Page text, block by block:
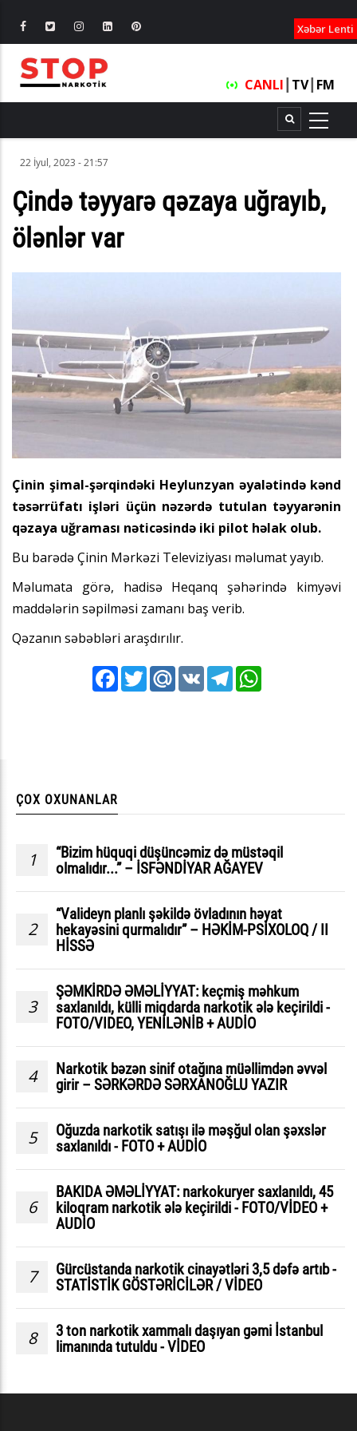
Xəbər Lenti
CANLI TV┃ FM
22 İyul, 2023 - 21:57
Çində təyyarə qəzaya uğrayıb,
ölənlər var
Çinin şimal-şərqindəki Heylunzyan əyalətində kənd
təsərrüfatı işləri üçün nəzərdə tutulan təyyarənin
qəzaya uğraması nəticəsində iki pilot həlak olub.
Bu barədə Çinin Mərkəzi Televiziyası məlumat yayıb.
Məlumata görə, hadisə Heqanq şəhərində kimyəvi
maddələrin səpilməsi zamanı baş verib.
Qəzanın səbəbləri araşdırılır.
FacebookTwitterMail.RuVK Telegram
ÇOX OXUNANLAR
1
“Bizim hüquqi düşüncəmiz də müstəqil
olmalıdır...” – İSFƏNDİYAR AĞAYEV
2
“Valideyn planlı şəkildə övladının həyat
hekayəsini qurmalıdır” – HƏKİM-PSİXOLOQ / II
HİSSƏ
3
ŞƏMKİRDƏ ƏMƏLİYYAT: keçmiş məhkum
saxlanıldı, külli miqdarda narkotik ələ keçirildi -
FOTO/VIDEO, YENİLƏNİB + AUDİO
4
Narkotik bəzən sinif otağına müəllimdən əvvəl
girir – SƏRKƏRDƏ SƏRXANOĞLU YAZIR
5
Oğuzda narkotik satışı ilə məşğul olan şəxslər
saxlanıldı - FOTO + AUDİO
6
BAKIDA ƏMƏLİYYAT: narkokuryer saxlanıldı, 45
kiloqram narkotik ələ keçirildi - FOTO/VİDEO +
AUDİO
7
Gürcüstanda narkotik cinayətləri 3,5 dəfə artıb -
STATİSTİK GÖSTƏRİCİLƏR / VİDEO
8
3 ton narkotik xammalı daşıyan gəmi İstanbul
limanında tutuldu - VİDEO